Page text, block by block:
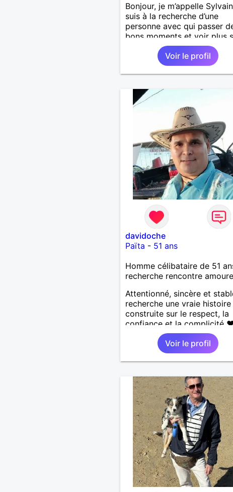
Bonjour, je m’appelle
suis à la recherche d’une
personne avec qui passer
bons moments et voir plus
nous nous correspondons.
J’aime la nature, les voyages
aussi faire la fête de temps
temps ;-)Je suis papa d’un
m’occupe en garde alternée.
J’aime à peu près tous les
de musique. (Oui je suis pas
fan de Jul). Je fais du sport
pour garder la forme et
agréable à regarder. (Enfin
pense en tout cas 😂)
Voir le profil
davidoche
Païta - 51 ans
Homme célibataire de 51
recherche rencontre
Attentionné, sincère et
recherche une vraie histoire
construite sur le respect, la
confiance et la complicité
J’aime les choses simples de
vie : la nature, la mer, les
moments authentiques et les
personnes au grand cœur
les petits moments de
et les calinous réguliers 😊❤️
solitude finit parfois par
alors si tu es en Nouvelle-
Calédonie et que tu crois
à un amour vrai, prenons le
temps de discuter… et
l’avenir nous guider 🌹
Voir le profil